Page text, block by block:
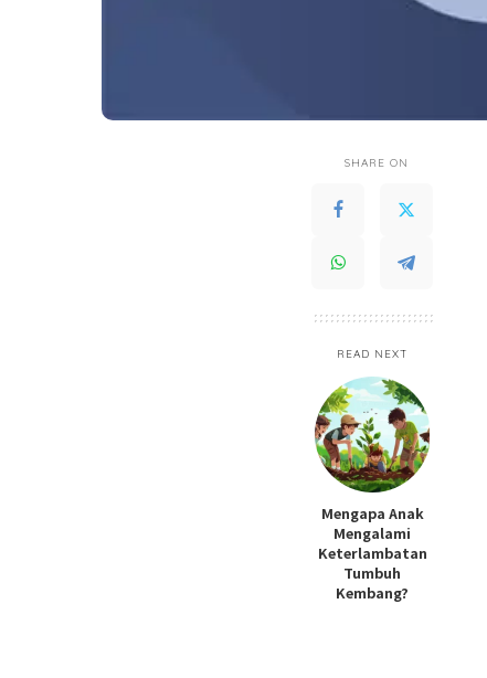
SHARE ON
READ NEXT
Mengapa Anak
Mengalami
Keterlambatan
Tumbuh
Kembang?